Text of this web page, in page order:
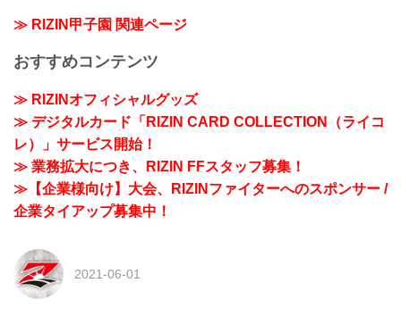
≫ RIZIN甲子園 関連ページ
おすすめコンテンツ
≫ RIZINオフィシャルグッズ
≫ デジタルカード「RIZIN CARD COLLECTION（ライコ
レ）」サービス開始！
≫ 業務拡大につき、RIZIN FFスタッフ募集！
≫【企業様向け】大会、RIZINファイターへのスポンサー /
企業タイアップ募集中！
2021-06-01